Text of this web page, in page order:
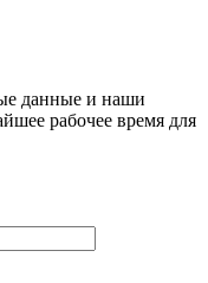
данные и наши
рабочее время для